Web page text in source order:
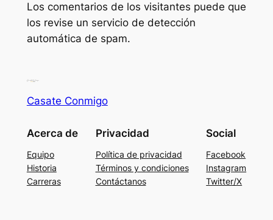
Los comentarios de los visitantes puede que
los revise un servicio de detección
automática de spam.
Casate Conmigo
Acerca de
Equipo
Historia
Carreras
Privacidad
Política de privacidad
Términos y condiciones
Contáctanos
Social
Facebook
Instagram
Twitter/X